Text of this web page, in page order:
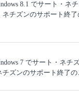
8.1 でサート・ネ
チズンのサポート終了
7 でサート・ネチ
ズンのサポート終了の